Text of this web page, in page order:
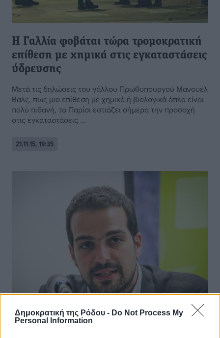
Δημοκρατική της Ρόδου - Do Not Process My
Personal Information
Η Γαλλία φοβάται τώρα τρομοκρατική
επίθεση με χημικά στις εγκαταστάσεις
ύδρευσης
Μετά τις δηλώσεις του γάλλου Πρωθυπουργού Μανουέλ
Βαλς, πως μια επίθεση με χημικά ή βιολογικά όπλα είναι
πολύ πιθανή, το Παρίσι εστιάζει σήμερα την προσοχή
στις εγκαταστάσεις ...
21.11.15, 19:35